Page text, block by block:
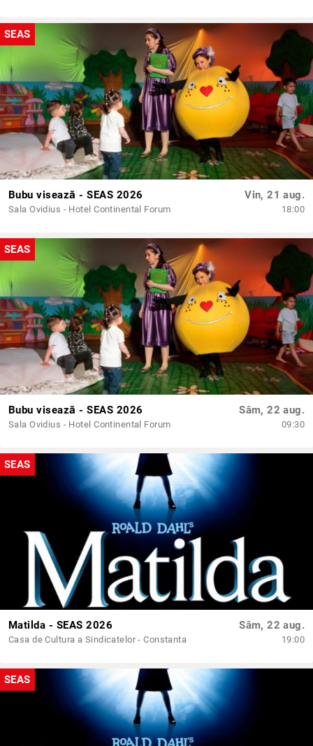
SEAS
Bubu visează - SEAS 2026
Sala Ovidius - Hotel Continental Forum
Vin, 21 aug.
18:00
SEAS
Bubu visează - SEAS 2026
Sala Ovidius - Hotel Continental Forum
Sâm, 22 aug.
09:30
SEAS
Matilda - SEAS 2026
Casa de Cultura a Sindicatelor - Constanta
Sâm, 22 aug.
19:00
SEAS